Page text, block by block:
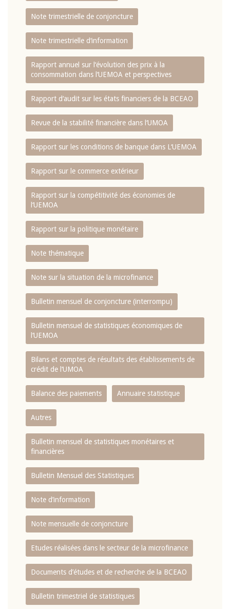
Note trimestrielle de conjoncture
Note trimestrielle d‘information
Rapport annuel sur l‘évolution des prix à la
consommation dans l‘UEMOA et perspectives
Rapport d‘audit sur les états financiers de la BCEAO
Revue de la stabilité financière dans l‘UMOA
Rapport sur les conditions de banque dans L‘UEMOA
Rapport sur le commerce extérieur
Rapport sur la compétitivité des économies de
l‘UEMOA
Rapport sur la politique monétaire
Note thématique
Note sur la situation de la microfinance
Bulletin mensuel de conjoncture (interrompu)
Bulletin mensuel de statistiques économiques de
l‘UEMOA
Bilans et comptes de résultats des établissements de
crédit de l‘UMOA
Balance des paiements Annuaire statistique
Autres
Bulletin mensuel de statistiques monétaires et
financières
Bulletin Mensuel des Statistiques
Note d’information
Note mensuelle de conjoncture
Etudes réalisées dans le secteur de la microfinance
Documents d’études et de recherche de la BCEAO
Bulletin trimestriel de statistiques